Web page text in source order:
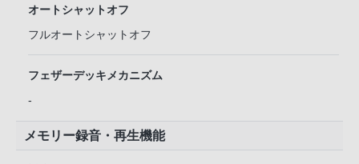
オートシャットオフ
フルオートシャットオフ
フェザーデッキメカニズム
-
メモリー録音・再生機能